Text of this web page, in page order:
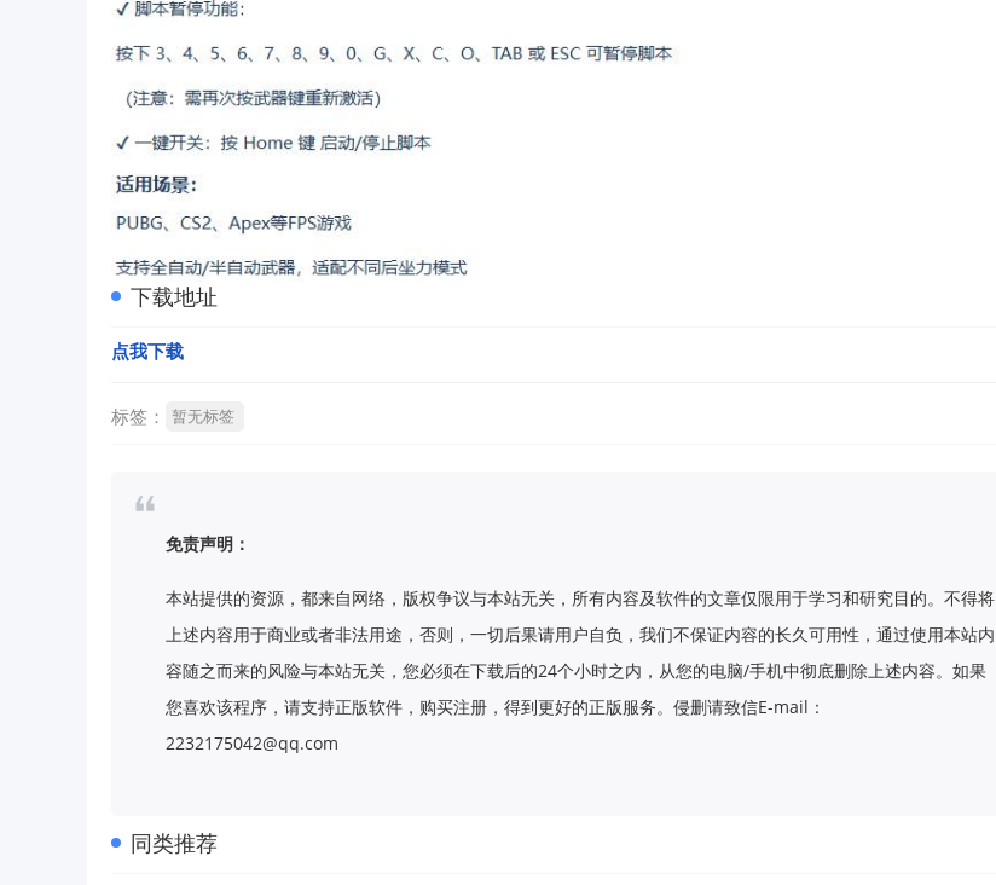
下载地址
点我下载
标签： 暂无标签
免责声明：
本站提供的资源，都来自网络，版权争议与本站无关，所有内容及软件的文章仅限用于学习和研究目的。不得将
上述内容用于商业或者非法用途，否则，一切后果请用户自负，我们不保证内容的长久可用性，通过使用本站内
容随之而来的风险与本站无关，您必须在下载后的24个小时之内，从您的电脑/手机中彻底删除上述内容。如果
您喜欢该程序，请支持正版软件，购买注册，得到更好的正版服务。侵删请致信E-mail：
2232175042@qq.com
同类推荐